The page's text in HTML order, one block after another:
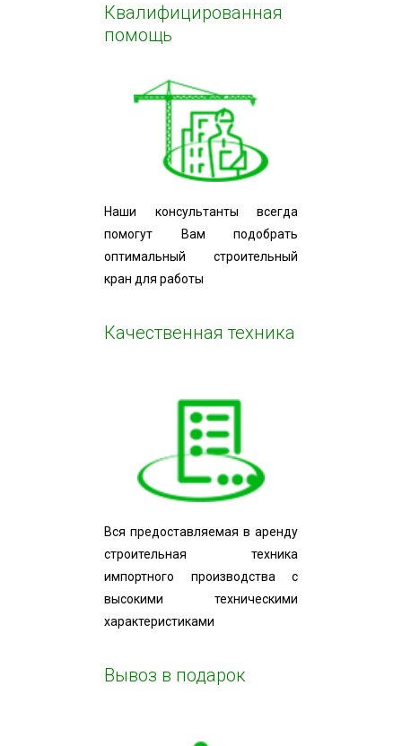
Квалифицированная
помощь
Наши консультанты всегда
помогут Вам подобрать
оптимальный строительный
кран для работы
Качественная техника
Вся предоставляемая в аренду
строительная техника
импортного производства с
высокими техническими
характеристиками
Вывоз в подарок